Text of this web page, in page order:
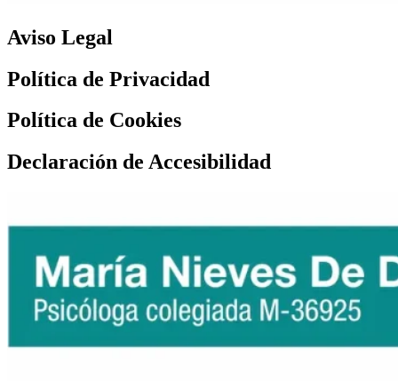
Aviso Legal
Política de Privacidad
Política de Cookies
Declaración de Accesibilidad